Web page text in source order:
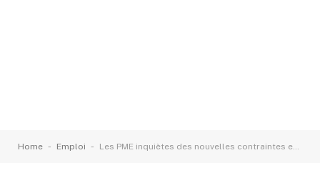
Home - Emploi - Les PME inquiètes des nouvelles contraintes en immigration